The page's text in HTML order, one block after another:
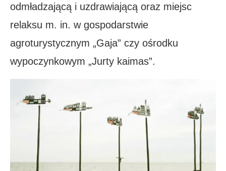
odmładzającą i uzdrawiającą oraz miejsc
relaksu m. in. w gospodarstwie
agroturystycznym „Gaja” czy ośrodku
wypoczynkowym „Jurty kaimas”.